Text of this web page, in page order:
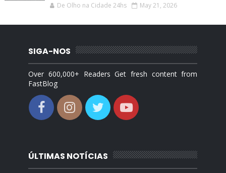
De Olho na Cidade 24hs May 21, 2026
SIGA-NOS
Over 600,000+ Readers Get fresh content from
FastBlog
ÚLTIMAS NOTÍCIAS